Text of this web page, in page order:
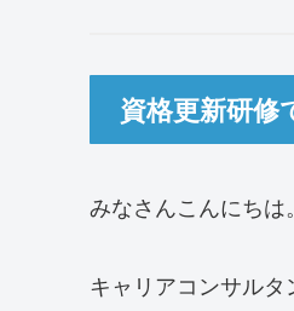
資格更新研修
みなさんこんにちは。
キャリアコンサルタ